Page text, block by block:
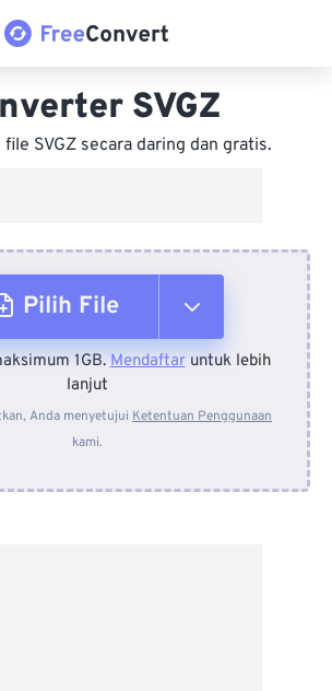
SVGZ
SVGZ secara daring dan gratis.
Pilih File
Dari Perangkat
Dari Dropbox
1GB.Mendaftaruntuk lebih
lanjut
Anda menyetujui Ketentuan Penggunaan
kami.